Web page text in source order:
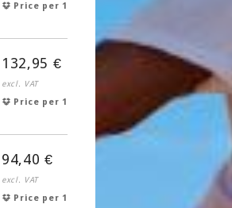
Price per 1
132,95 €
excl. VAT
Price per 1
94,40 €
excl. VAT
Price per 1